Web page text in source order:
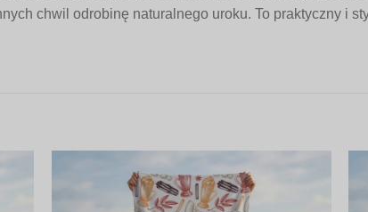
chwil odrobinę naturalnego uroku. To praktyczny i